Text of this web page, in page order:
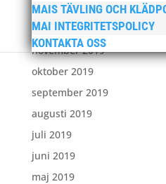
MAIS TÄVLING OCH
MAI INTEGRITETSPOLICY
KONTAKTA OSS
februari 2020
januari 2020
november 2019
oktober 2019
september 2019
augusti 2019
juli 2019
juni 2019
maj 2019